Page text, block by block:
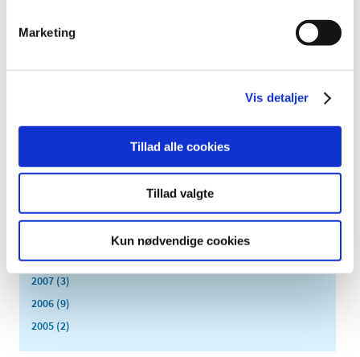
Marketing
Vis detaljer
Tillad alle cookies
Tillad valgte
Kun nødvendige cookies
maj (2)
januar (3)
2012 (44)
2010 (7)
2008 (8)
2007 (3)
2006 (9)
2005 (2)